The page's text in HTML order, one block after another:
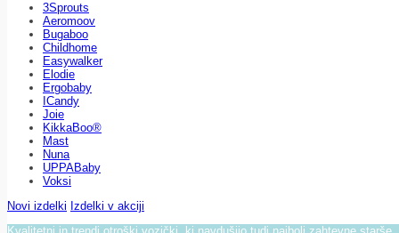
3Sprouts
Aeromoov
Bugaboo
Childhome
Easywalker
Elodie
Ergobaby
ICandy
Joie
KikkaBoo®
Mast
Nuna
UPPABaby
Voksi
Novi izdelki Izdelki v akciji